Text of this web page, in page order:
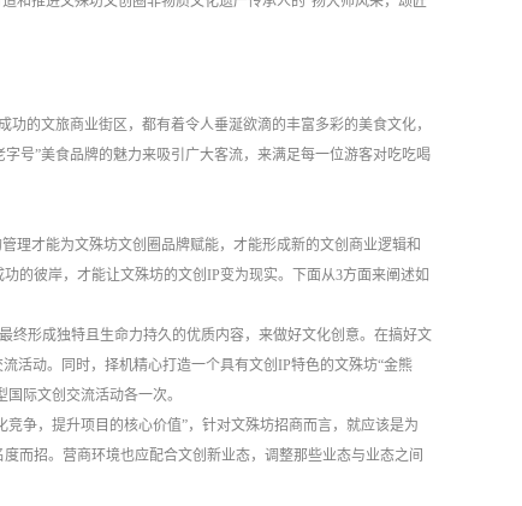
的文旅商业街区，都有着令人垂涎欲滴的丰富多彩的美食文化，
号”美食品牌的魅力来吸引广大客流，来满足每一位游客对吃吃喝
理才能为文殊坊文创圈品牌赋能，才能形成新的文创商业逻辑和
的彼岸，才能让文殊坊的文创IP变为现实。下面从3方面来阐述如
形成独特且生命力持久的优质内容，来做好文化创意。在搞好文
活动。同时，择机精心打造一个具有文创IP特色的文殊坊“金熊
际文创交流活动各一次。
争，提升项目的核心价值”，针对文殊坊招商而言，就应该是为
而招。营商环境也应配合文创新业态，调整那些业态与业态之间